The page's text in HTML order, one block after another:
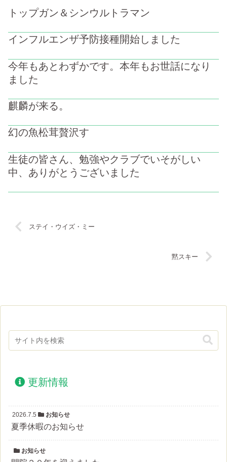
トップガン＆シンウルトラマン
インフルエンザ予防接種開始しました
今年もあとわずかです。本年もお世話になり
ました
麒麟が来る。
幻の魚松茸贅沢す
生徒の皆さん、勉強やクラブでいそがしい
中、ありがとうございました
ステイ・ウイズ・ミー
黙スキー
更新情報
2026.7.5 お知らせ
夏季休暇のお知らせ
お知らせ